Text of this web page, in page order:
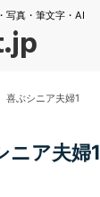
写真・筆文字・AI
喜ぶシニア夫婦1
ニア夫婦1